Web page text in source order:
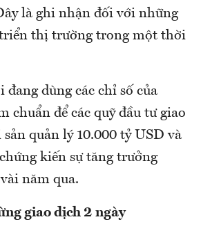
là ghi nhận đối với những
thị trường trong một thời
dùng các chỉ số của
chuẩn để các quỹ đầu tư giao
quản lý 10.000 tỷ USD và
kiến sự tăng trưởng
năm qua.
giao dịch 2 ngày